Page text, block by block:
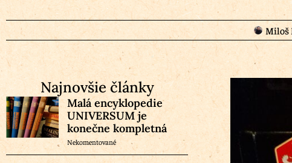
Miloš
Najnovšie články
Malá encyklopedie
UNIVERSUM je
konečne kompletná
Nekomentované